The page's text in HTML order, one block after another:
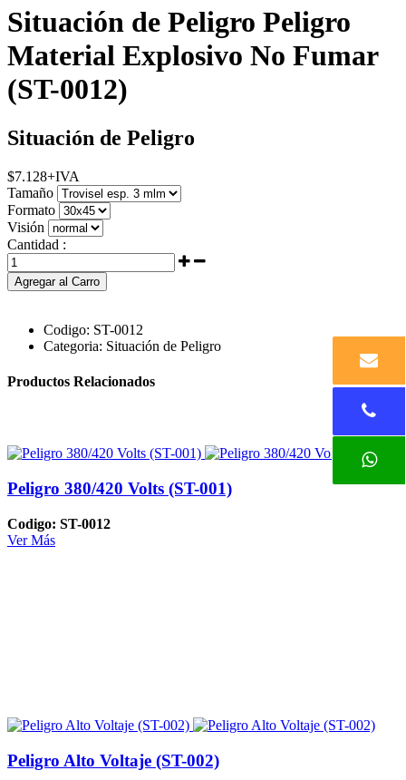
Situación de Peligro Peligro
Material Explosivo No Fumar
(ST-0012)
Situación de Peligro
$7.128+IVA
Tamaño
Formato
Visión
Cantidad :
Agregar al Carro
Codigo: ST-0012
Categoria: Situación de Peligro
Productos Relacionados
Peligro 380/420 Volts (ST-001)
Codigo: ST-0012
Ver Más
Peligro Alto Voltaje (ST-002)